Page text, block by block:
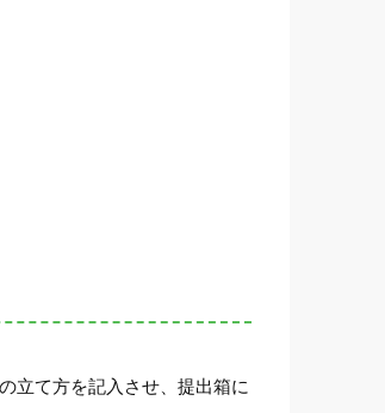
立て方を記入させ、提出箱に